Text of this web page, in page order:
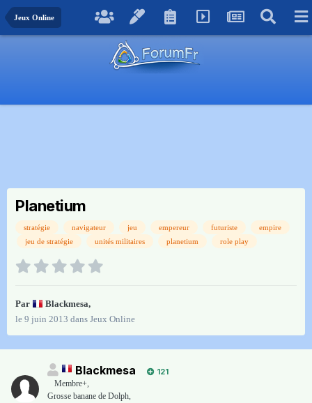
Jeux Online
Planetium
stratégie navigateur jeu empereur futuriste
empire
jeu de stratégie
unités militaires planetium role play
Par Blackmesa,
le 9 juin 2013 dans Jeux Online
Blackmesa
121
Membre+,
Grosse banane de Dolph,